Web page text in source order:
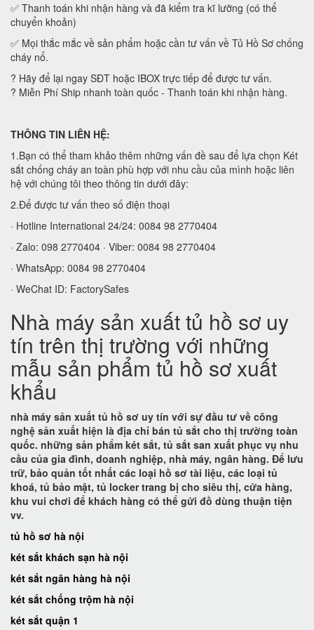
✅ Thanh toán khi nhận hàng và đã kiểm tra kĩ lưỡng (có thể
chuyển khoản)
✅ Mọi thắc mắc về sản phẩm hoặc cần tư vấn về Tủ Hồ Sơ chống
cháy nổ.
? Hãy để lại ngay SĐT hoặc IBOX trực tiếp để được tư vấn.
? Miễn Phí Ship nhanh toàn quốc - Thanh toán khi nhận hàng.
THÔNG TIN LIÊN HỆ:
1.Bạn có thể tham khảo thêm những vấn đề sau để lựa chọn Két
sắt chống cháy an toàn phù hợp với nhu cầu của mình hoặc liên
hệ với chúng tôi theo thông tin dưới đây:
2.Để được tư vấn theo số điện thoại
· Hotline International 24/24: 0084 98 2770404
· Zalo: 098 2770404 · Viber: 0084 98 2770404
· WhatsApp: 0084 98 2770404
· WeChat ID: FactorySafes
Nhà máy sản xuất tủ hồ sơ uy
tín trên thị trường với những
mẫu sản phẩm tủ hồ sơ xuất
khẩu
nhà máy sản xuất tủ hồ sơ uy tín với sự đầu tư về công
nghệ sản xuất hiện là địa chỉ bán tủ sắt cho thị trường toàn
quốc. những sản phẩm két sắt, tủ sắt san xuất phục vụ nhu
cầu của gia đình, doanh nghiệp, nhà máy, ngân hàng. Để lưu
trữ, bảo quản tốt nhất các loại hồ sơ tài liệu, các loại tủ
khoá, tủ bảo mật, tủ locker trang bị cho siêu thị, cửa hàng,
khu vui chơi để khách hàng có thể gửi đồ dùng thuận tiện
vv.
tủ hồ sơ hà nội
két sắt khách sạn hà nội
két sắt ngân hàng hà nội
két sắt chống trộm hà nội
két sắt quận 1